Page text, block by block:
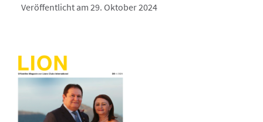
Veröffentlicht am 29. Oktober 2024